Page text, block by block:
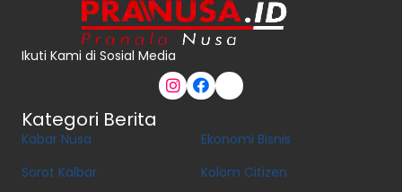
Ikuti Kami di Sosial Media
Kategori Berita
Kabar Nusa
Sorot Kalbar
Ekonomi Bisnis
Kolom Citizen